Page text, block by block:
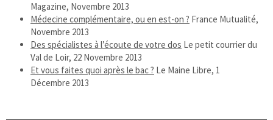
Magazine, Novembre 2013
Médecine complémentaire, ou en est-on ? France Mutualité,
Novembre 2013
Des spécialistes à l’écoute de votre dos Le petit courrier du
Val de Loir, 22 Novembre 2013
Et vous faites quoi après le bac ? Le Maine Libre, 1
Décembre 2013